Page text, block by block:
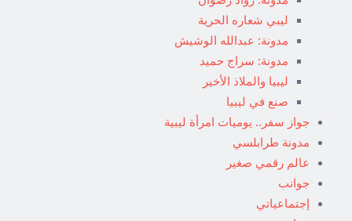
ليبي شعاره الحرية
مدونة: عبدالله الوشيش
مدونة: سراج حميد
ليبيا والملاذ الأخير
صنع في ليبيا
جواز سفر.. يوميات امرأة ليبية
مدونة طرابلسي
عالم رقمي صغير
جوانب
إجتماعياتي